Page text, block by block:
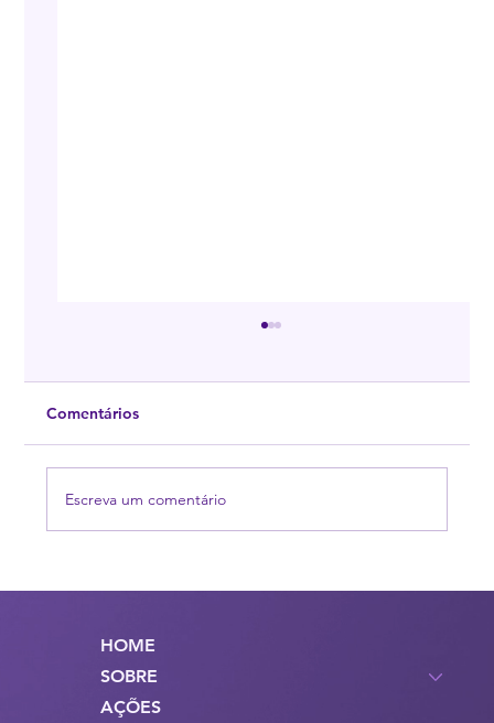
<p>É com grande prazer que a ASTRALBR
Transtornos Alimentares e Obesidade, sob a
liderança [&hellip;]</p>
Comentários
Escreva um comentário
HOME
SOBRE
AÇÕES